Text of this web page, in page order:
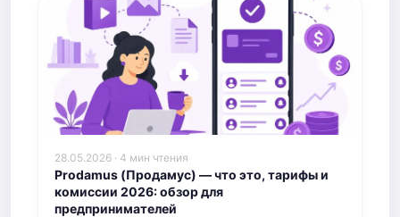
28.05.2026 · 4 мин чтения
Prodamus (Продамус) — что это, тарифы и
комиссии 2026: обзор для
предпринимателей